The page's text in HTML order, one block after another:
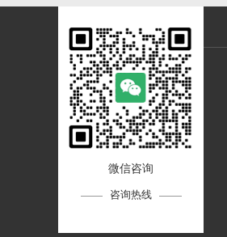
微信咨询
咨询热线